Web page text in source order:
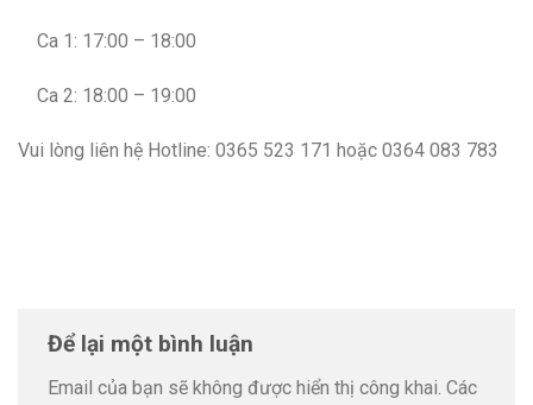
Ca 1: 17:00 – 18:00
Ca 2: 18:00 – 19:00
Vui lòng liên hệ Hotline: 0365 523 171 hoặc 0364 083 783
Để lại một bình luận
Email của bạn sẽ không được hiển thị công khai. Các